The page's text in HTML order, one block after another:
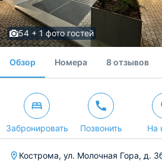
54 + 1 фото гостей
Обзор Номера 8 отзывов
Забронировать Позвонить На
Кострома, ул. Молочная Гора, д.